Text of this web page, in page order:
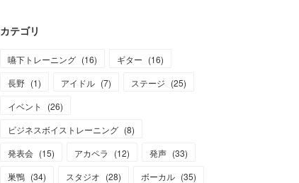
カテゴリ
嚥下トレーニング (16) ギター (16)
長野 (1) アイドル (7) ステージ (25)
イベント
(26)
ビジネスボイストレーニング (8)
発表会 (15) アカペラ (12) 発声 (33)
巣鴨 (34) スタジオ (28) ボーカル (35)